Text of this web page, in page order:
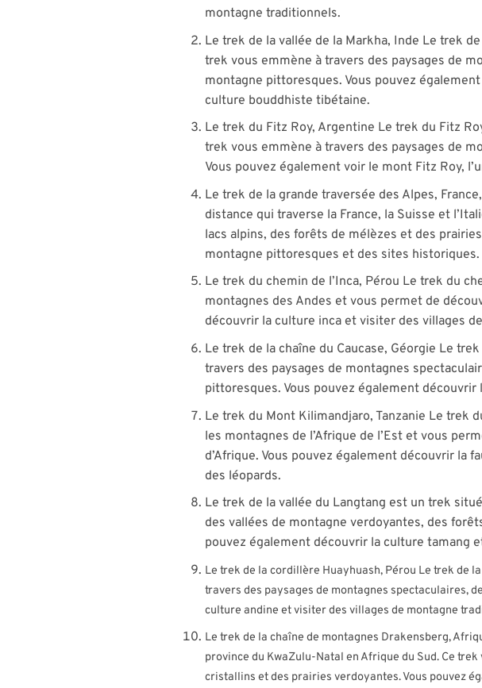
montagne traditionnels.
Le trek de la vallée de la Markha, Inde Le trek
trek vous emmène à travers des paysages de
montagne pittoresques. Vous pouvez
culture bouddhiste tibétaine.
Le trek du Fitz Roy, Argentine Le trek du Fitz
trek vous emmène à travers des paysages de
Vous pouvez également voir le mont Fitz Roy,
Le trek de la grande traversée des Alpes,
distance qui traverse la France, la Suisse et
lacs alpins, des forêts de mélèzes et des
montagne pittoresques et des sites historiques.
Le trek du chemin de l’Inca, Pérou Le trek du
montagnes des Andes et vous permet de
découvrir la culture inca et visiter des villages
Le trek de la chaîne du Caucase, Géorgie Le
travers des paysages de montagnes
pittoresques. Vous pouvez également
Le trek du Mont Kilimandjaro, Tanzanie Le trek
les montagnes de l’Afrique de l’Est et vous
d’Afrique. Vous pouvez également découvrir la
des léopards.
Le trek de la vallée du Langtang est un trek
des vallées de montagne verdoyantes, des
pouvez également découvrir la culture tamang
Le trek de la cordillère Huayhuash, Pérou Le trek de
travers des paysages de montagnes spectaculaires,
culture andine et visiter des villages de montagne
Le trek de la chaîne de montagnes Drakensberg,
province du KwaZulu-Natal en Afrique du Sud. Ce
cristallins et des prairies verdoyantes. Vous pouvez